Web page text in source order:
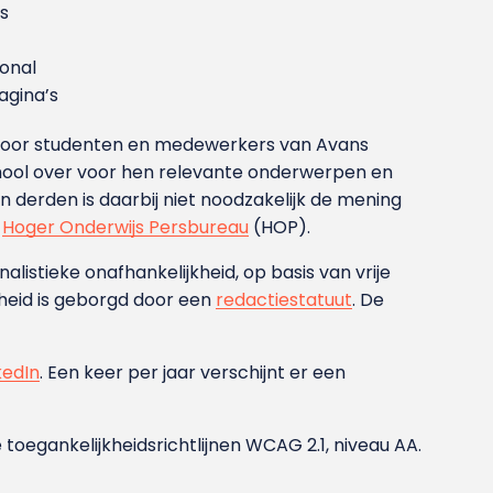
studenten en medewerkers van Avans
over voor hen relevante onderwerpen en
is daarbij niet noodzakelijk de mening
Hoger Onderwijs Persbureau (HOP).
onafhankelijkheid, op basis van vrije
is geborgd door een redactiestatuut. De
. Een keer per jaar verschijnt er een
WCAG 2.1, niveau AA.